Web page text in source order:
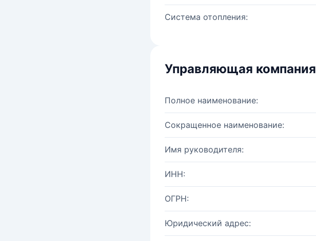
Система отопления:
Управляющая компания
Полное наименование:
Сокращенное наименование:
Имя руководителя:
ИНН:
ОГРН:
Юридический адрес: